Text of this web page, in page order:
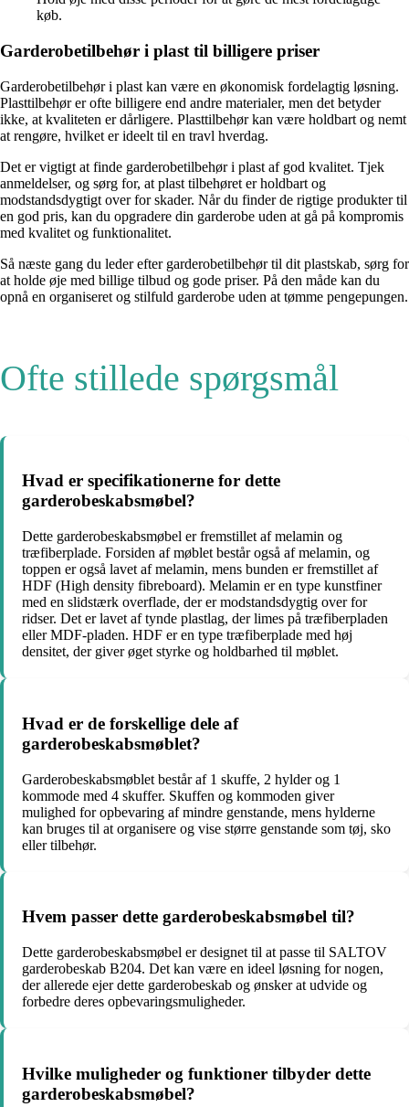
køb.
Garderobetilbehør i plast til billigere priser
Garderobetilbehør i plast kan være en økonomisk fordelagtig løsning.
Plasttilbehør er ofte billigere end andre materialer, men det betyder
ikke, at kvaliteten er dårligere. Plasttilbehør kan være holdbart og nemt
at rengøre, hvilket er ideelt til en travl hverdag.
Det er vigtigt at finde garderobetilbehør i plast af god kvalitet. Tjek
anmeldelser, og sørg for, at plast tilbehøret er holdbart og
modstandsdygtigt over for skader. Når du finder de rigtige produkter til
en god pris, kan du opgradere din garderobe uden at gå på kompromis
med kvalitet og funktionalitet.
Så næste gang du leder efter garderobetilbehør til dit plastskab, sørg for
at holde øje med billige tilbud og gode priser. På den måde kan du
opnå en organiseret og stilfuld garderobe uden at tømme pengepungen.
Ofte stillede spørgsmål
Hvad er specifikationerne for dette
garderobeskabsmøbel?
Dette garderobeskabsmøbel er fremstillet af melamin og
træfiberplade. Forsiden af møblet består også af melamin, og
toppen er også lavet af melamin, mens bunden er fremstillet af
HDF (High density fibreboard). Melamin er en type kunstfiner
med en slidstærk overflade, der er modstandsdygtig over for
ridser. Det er lavet af tynde plastlag, der limes på træfiberpladen
eller MDF-pladen. HDF er en type træfiberplade med høj
densitet, der giver øget styrke og holdbarhed til møblet.
Hvad er de forskellige dele af
garderobeskabsmøblet?
Garderobeskabsmøblet består af 1 skuffe, 2 hylder og 1
kommode med 4 skuffer. Skuffen og kommoden giver
mulighed for opbevaring af mindre genstande, mens hylderne
kan bruges til at organisere og vise større genstande som tøj, sko
eller tilbehør.
Hvem passer dette garderobeskabsmøbel til?
Dette garderobeskabsmøbel er designet til at passe til SALTOV
garderobeskab B204. Det kan være en ideel løsning for nogen,
der allerede ejer dette garderobeskab og ønsker at udvide og
forbedre deres opbevaringsmuligheder.
Hvilke muligheder og funktioner tilbyder dette
garderobeskabsmøbel?